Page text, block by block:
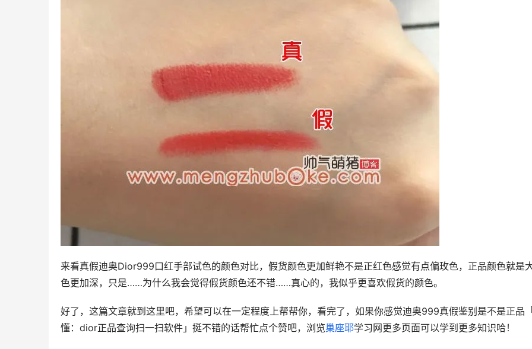
来看真假迪奥Dior999口红手部试色的颜色对比，假货颜色更加鲜艳不是正红色感觉有点偏玫色，正品颜色就是
色更加深，只是……为什么我会觉得假货颜色还不错……真心的，我似乎更喜欢假货的颜色。
好了，这篇文章就到这里吧，希望可以在一定程度上帮帮你，看完了，如果你感觉迪奥999真假鉴别是不是正品
懂：dior正品查询扫一扫软件」挺不错的话帮忙点个赞吧，浏览巢座耶学习网更多页面可以学到更多知识哈！